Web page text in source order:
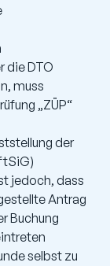
die DTO
muss
„ZÜP“
der
jedoch, dass
Antrag
Buchung
selbst zu